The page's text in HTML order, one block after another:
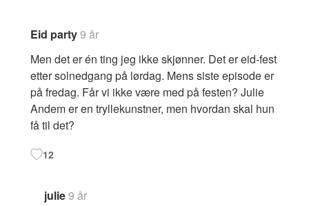
Eid party9 år
Men det er én ting jeg ikke skjønner. Det er eid-fest
etter solnedgang på lørdag. Mens siste episode er
på fredag. Får vi ikke være med på festen? Julie
Andem er en tryllekunstner, men hvordan skal hun
få til det?
12
julie9 år